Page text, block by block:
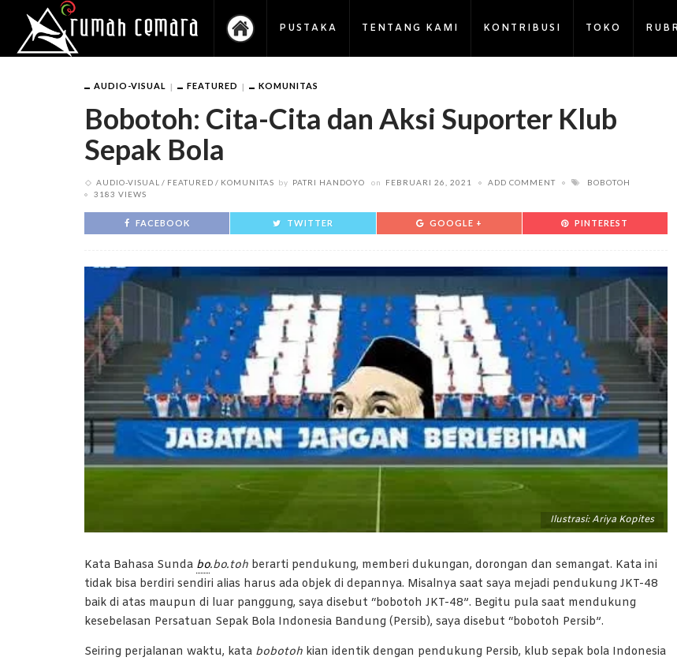
PUSTAKA TENTANG KAMI KONTRIBUSI TOKO
AUDIO-VISUAL FEATURED KOMUNITAS
Bobotoh: Cita-Cita dan Aksi Suporter Klub
Sepak Bola
AUDIO-VISUAL FEATURED KOMUNITAS by PATRI HANDOYO on FEBRUARI 26, 2021 ADD COMMENT
BOBOTOH
3183 VIEWS
FACEBOOK TWITTER GOOGLE + PINTEREST
Ilustrasi: Ariya Kopites
Kata Bahasa Sunda bo.bo.toh berarti pendukung, memberi dukungan, dorongan dan semangat. Kata ini
tidak bisa berdiri sendiri alias harus ada objek di depannya. Misalnya saat saya mejadi pendukung JKT-48
baik di atas maupun di luar panggung, saya disebut “bobotoh JKT-48”. Begitu pula saat mendukung
kesebelasan Persatuan Sepak Bola Indonesia Bandung (Persib), saya disebut “bobotoh Persib”.
Seiring perjalanan waktu, kata bobotoh kian identik dengan pendukung Persib, klub sepak bola Indonesia